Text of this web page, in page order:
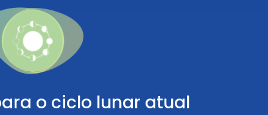
o ciclo lunar atual